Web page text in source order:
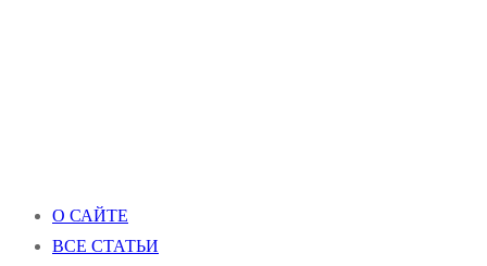
О САЙТЕ
ВСЕ СТАТЬИ